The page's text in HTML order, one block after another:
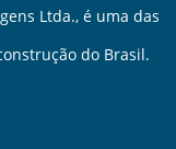
Ltda., é uma das
do Brasil.